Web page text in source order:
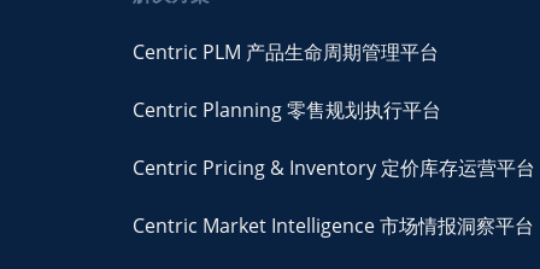
Centric PLM 产品生命周期管理平台
Centric Planning 零售规划执行平台
Centric Pricing & Inventory 定价库存运营平台
Centric Market Intelligence 市场情报洞察平台